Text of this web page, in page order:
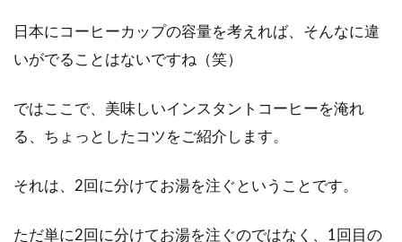
パン屋さんに並ぶさまざまな種類のおいしそう
に、決し...
食事改善で便秘を解消するために食
日本にコーヒーカップの容量を考えれば、そんなに違
いがでることはないですね（笑）
ではここで、美味しいインスタントコーヒーを淹れ
る、ちょっとしたコツをご紹介します。
それは、2回に分けてお湯を注ぐということです。
ただ単に2回に分けてお湯を注ぐのではなく、1回目の